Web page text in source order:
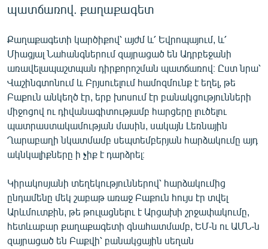
պատճառով. քաղաքագետ
Քաղաքագետի կարծիքով՝ այժմ և՛ Եվրոպայում, և՛
Միացյալ Նահանգներում զայրացած են Ադրբեջանի
առավելապաշտպան դիրքորոշման պատճառով։ Ըստ նրա՝
Վաշինգտոնում և Բրյսուելում համոզմունք է եղել, թե
Բաքուն անկեղծ էր, երբ խոսում էր բանակցությունների
միջոցով ու դիվանագիտությամբ հարցերը լուծելու
պատրաստակամության մասին, սակայն Լեռնային
Ղարաբաղի նկատմամբ սեպտեմբերյան հարձակումը այդ
ակնկալիքները ի չիք է դարձրել։
Կիրակոսյանի տեղեկություններով՝ հարձակումից
ընդամենը մեկ շաբաթ առաջ Բաքուն հույս էր տվել
Արևմուտքին, թե թուլացնելու է Արցախի շրջափակումը,
հետևաբար քաղաքագետի գնահատմամբ, ԵՄ-ն ու ԱՄՆ-ն
զայրացած են Բաքվի՝ բանակցային սեղան